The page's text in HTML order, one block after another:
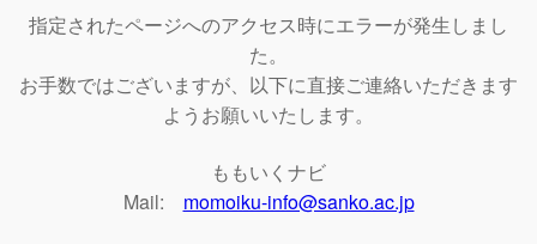
指定されたページへのアクセス時にエラーが発生しまし
た。
お手数ではございますが、以下に直接ご連絡いただきます
ようお願いいたします。
ももいくナビ
Mail: momoiku-info@sanko.ac.jp